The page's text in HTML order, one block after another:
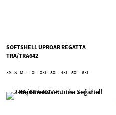
SOFTSHELL UPROAR REGATTA
TRA/TRA642
XS S M L XL XXL 3XL 4XL 5XL 6XL